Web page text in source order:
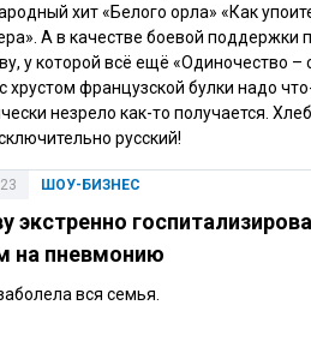
хит «Белого орла» «Как
А в качестве боевой поддержки
у которой всё ещё «Одиночество –
хрустом французской булки надо
незрело как-то получается.
русский!
ШОУ-БИЗНЕС
экстренно
на пневмонию
вся семья.